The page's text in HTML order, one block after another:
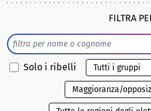
FILTRA
Solo i ribelli